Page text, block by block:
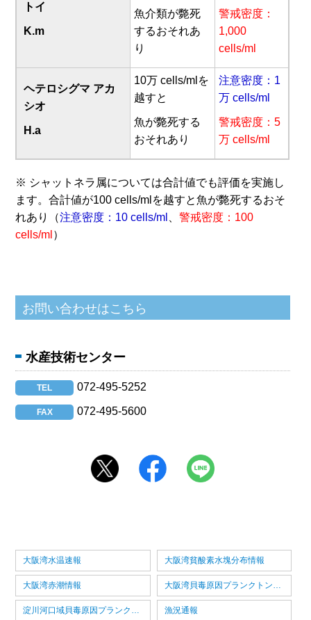
トイ
K.m
魚介類が斃死
するおそれあ
り
警戒密度：
1,000
cells/ml
ヘテロシグマ アカ
シオ
H.a
10万 cells/mlを
越すと
魚が斃死する
おそれあり
注意密度：1
万 cells/ml
警戒密度：5
万 cells/ml
※ シャットネラ属については合計値でも評価を実施し
ます。合計値が100 cells/mlを越すと魚が斃死するおそ
れあり（注意密度：10 cells/ml 、警戒密度：100
cells/ml ）
水産技術センター
TEL 072-495-5252
FAX 072-495-5600
大阪湾水温速報 大阪湾貧酸素水塊分布情報
大阪湾赤潮情報 大阪湾貝毒原因プランクトン情報
淀川河口域貝毒原因プランクトン情報 漁況通報